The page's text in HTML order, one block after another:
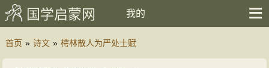
国学启蒙网 我的
首页 » 诗文 » 樗林散人为严处士赋